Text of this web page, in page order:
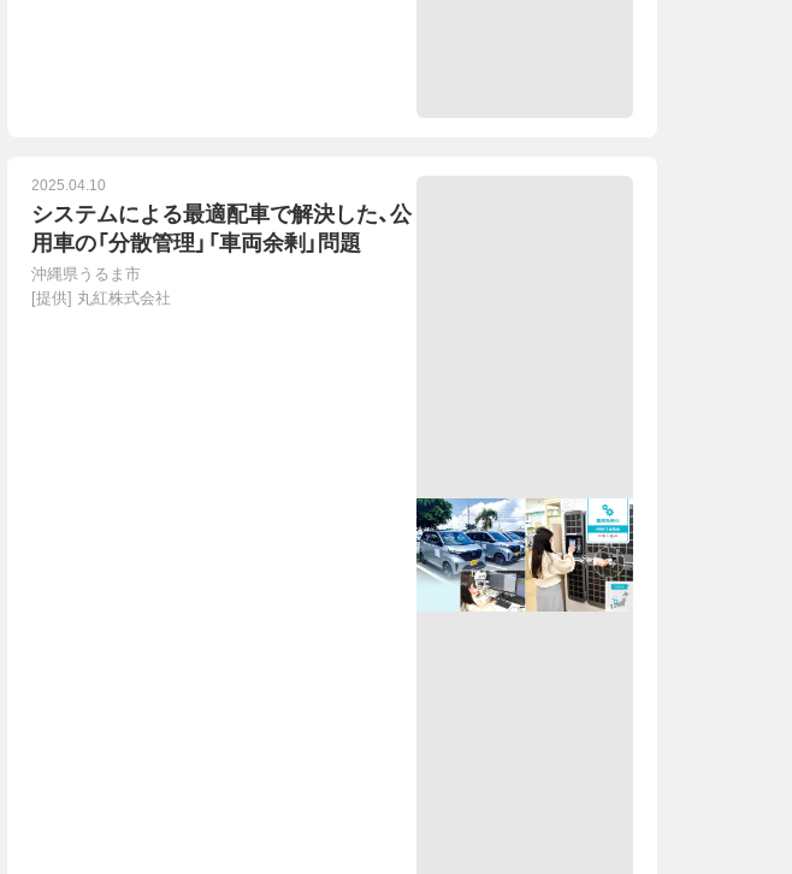
2025.04.10
システムによる最適配車で解決した、公
用車の「分散管理」「車両余剰」問題
沖縄県うるま市
[提供] 丸紅株式会社